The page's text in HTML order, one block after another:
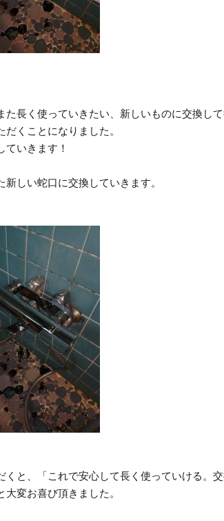
長く使っていきたい、新しいものに交換し
くことになりました。
いきます！
しい蛇口に交換していきます。
と、「これで安心して長く使っていける。
変お喜び頂きました。